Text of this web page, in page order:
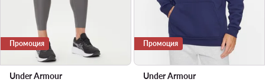
Промоция
Under Armour
Промоция
Under Armour